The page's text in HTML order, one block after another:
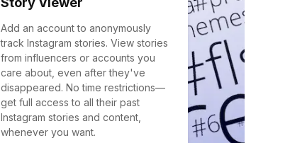
Add an account to anonymously
track Instagram stories. View stories
from influencers or accounts you
care about, even after they've
disappeared. No time restrictions—
get full access to all their past
Instagram stories and content,
whenever you want.